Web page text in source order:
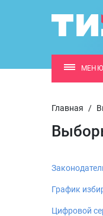
МЕНЮ
Главная /
График
Цифровой